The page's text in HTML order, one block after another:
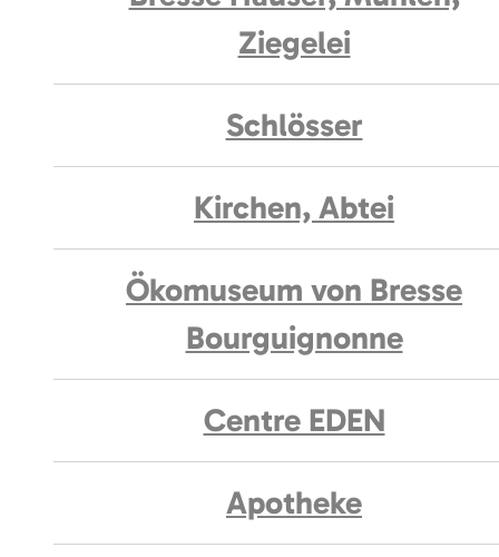
Ziegelei
Schlösser
Kirchen, Abtei
Ökomuseum von Bresse
Bourguignonne
Centre EDEN
Apotheke